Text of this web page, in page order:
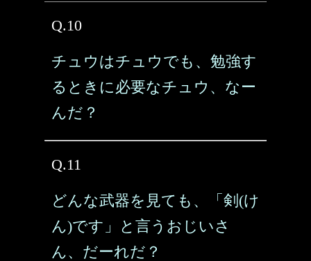
Q.10
チュウはチュウでも、勉強す
るときに必要なチュウ、なー
んだ？
Q.11
どんな武器を見ても、「剣(け
ん)です」と言うおじいさ
ん、だーれだ？